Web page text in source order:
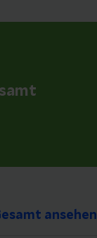
ansehen